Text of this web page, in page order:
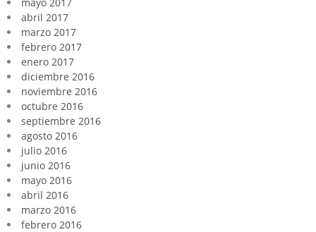
abril 2017
marzo 2017
febrero 2017
enero 2017
diciembre 2016
noviembre 2016
octubre 2016
septiembre 2016
agosto 2016
julio 2016
junio 2016
mayo 2016
abril 2016
marzo 2016
febrero 2016